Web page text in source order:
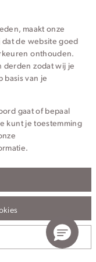
Voorwaarden
maakt onze
de website goed
onthouden.
derden zodat wij je
van je
gaat of bepaal
kunt je toestemming